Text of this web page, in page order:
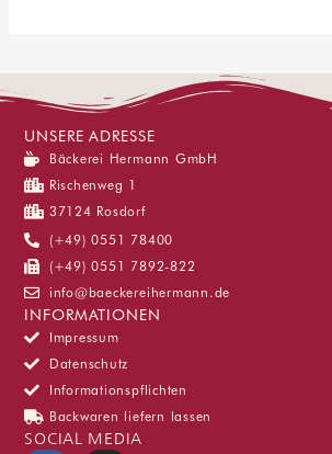
UNSERE ADRESSE
Bäckerei Hermann GmbH
Rischenweg 1
37124 Rosdorf
(+49) 0551 78400
(+49) 0551 7892-822
info@baeckereihermann.de
INFORMATIONEN
Impressum
Datenschutz
Informationspflichten
Backwaren liefern lassen
SOCIAL MEDIA